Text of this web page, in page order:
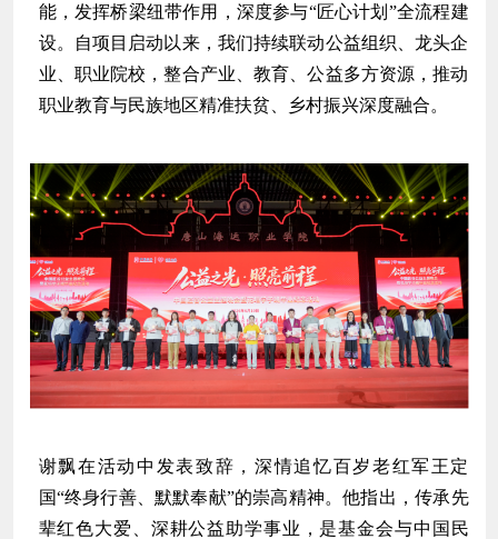
能，发挥桥梁纽带作用，深度参与“匠心计划”全流程建
设。自项目启动以来，我们持续联动公益组织、龙头企
业、职业院校，整合产业、教育、公益多方资源，推动
职业教育与民族地区精准扶贫、乡村振兴深度融合。
谢飘在活动中发表致辞，深情追忆百岁老红军王定
国“终身行善、默默奉献”的崇高精神。他指出，传承先
辈红色大爱、深耕公益助学事业，是基金会与中国民